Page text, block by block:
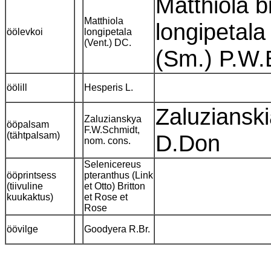
öölevkoi
Matthiola
longipetala
(Vent.) DC.
(Sm.)
öölill Hesperis L.
ööpalsam
(tähtpalsam)
Zaluzianskya
F.W.Schmidt,
nom. cons.
D.Don
ööprintsess
(tiivuline
kuukaktus)
Selenicereus
pteranthus (Link
et Otto) Britton
et Rose et
Rose
öövilge Goodyera R.Br.